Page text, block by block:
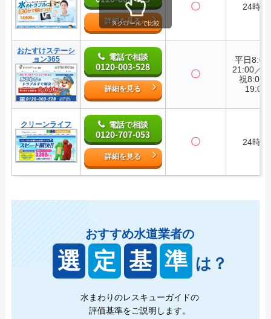
詳細を見る
〇 24時間
おたすけステーシ
ョン365
電話で相談
0120-003-528
詳細を見る
〇
平日8:00
21:00／
祝8:00
19:00
クリーンライフ 電話で相談
0120-707-053
詳細を見る
〇 24時間
スクロールで比較
おすすめ水道業者の
選 定 基 準 は？
水まわりのレスキューガイドの
評価基準をご説明します。